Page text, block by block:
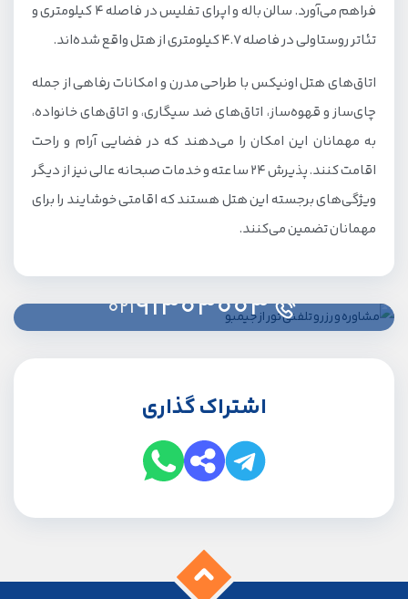
فراهم می‌آورد. سالن باله و اپرای تفلیس در فاصله ۴ کیلومتری و
تئاتر روستاولی در فاصله ۴.۷ کیلومتری از هتل واقع شده‌اند.
اتاق‌های هتل اونیکس با طراحی مدرن و امکانات رفاهی از جمله
چای‌ساز و قهوه‌ساز، اتاق‌های ضد سیگاری، و اتاق‌های خانواده،
به مهمانان این امکان را می‌دهند که در فضایی آرام و راحت
اقامت کنند. پذیرش ۲۴ ساعته و خدمات صبحانه عالی نیز از دیگر
ویژگی‌های برجسته این هتل هستند که اقامتی خوشایند را برای
مهمانان تضمین می‌کنند.
91303003
021
اشتراک گذاری